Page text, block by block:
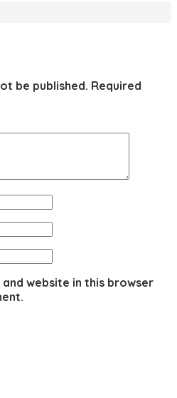
be published. Required
and website in this browser